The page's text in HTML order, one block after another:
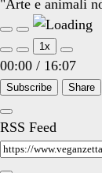
"Arte e animali
Play
Episode
Pause
Episode
1x
00:00 / 16:07
Subscribe Share
RSS Feed